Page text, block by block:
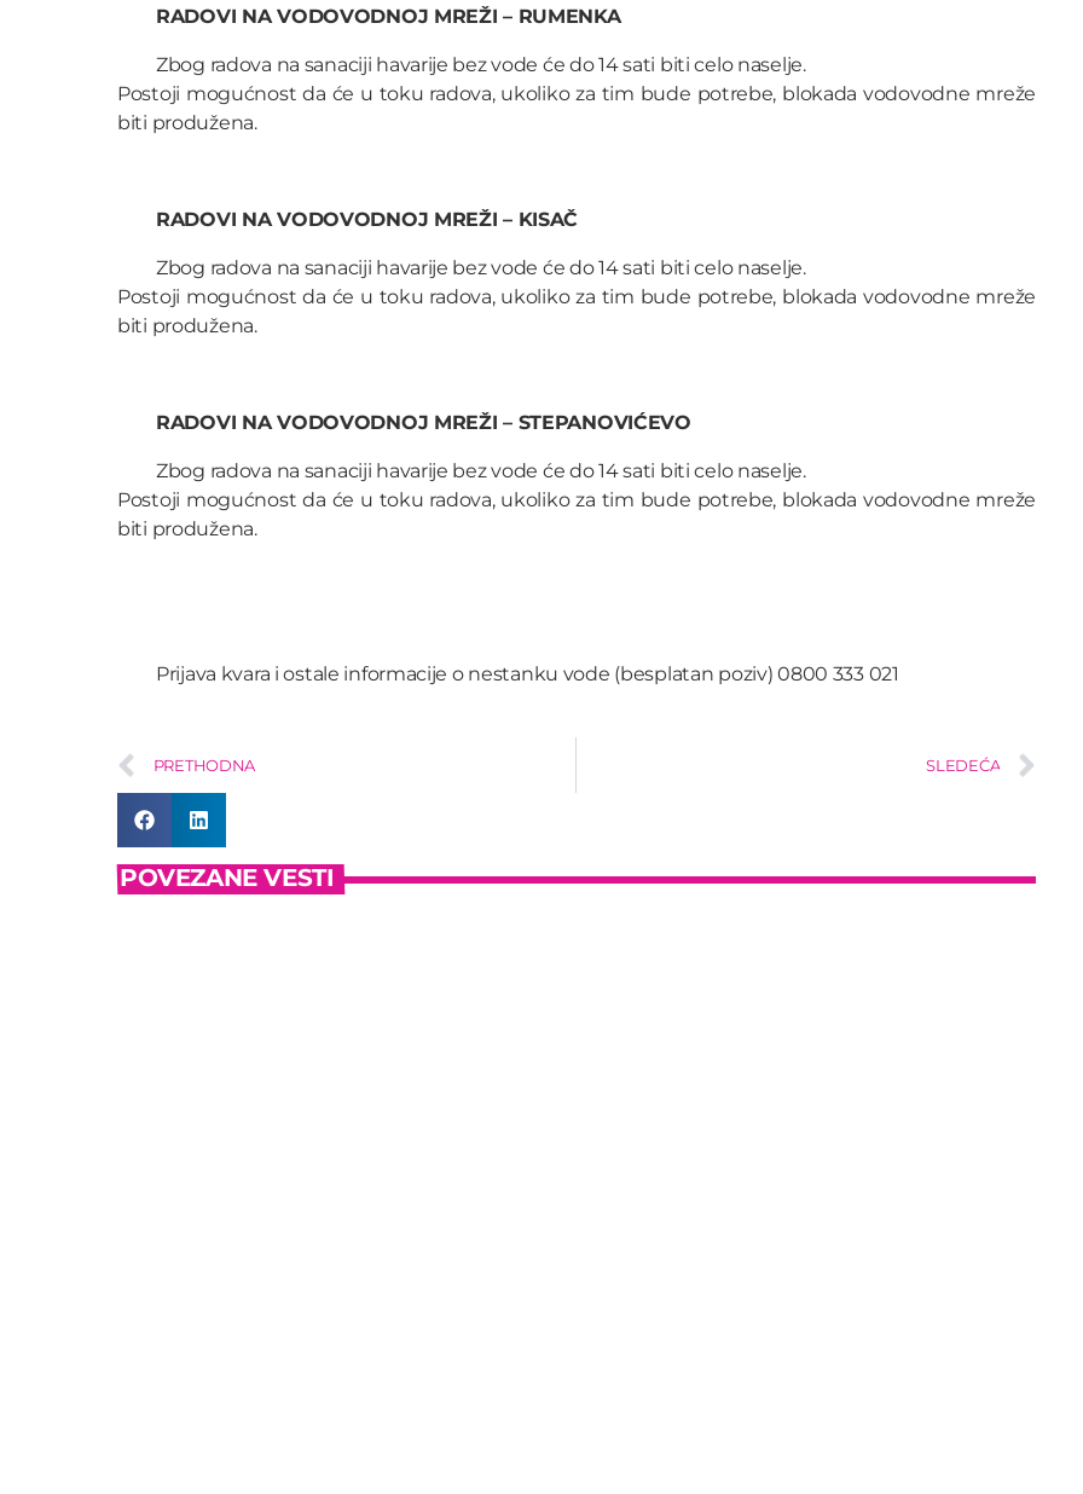
RADOVI NA VODOVODNOJ MREŽI – RUMENKA
Zbog radova na sanaciji havarije bez vode će do 14 sati biti celo naselje.
Postoji mogućnost da će u toku radova, ukoliko za tim bude potrebe, blokada vodovodne mreže
biti produžena.
RADOVI NA VODOVODNOJ MREŽI – KISAČ
Zbog radova na sanaciji havarije bez vode će do 14 sati biti celo naselje.
Postoji mogućnost da će u toku radova, ukoliko za tim bude potrebe, blokada vodovodne mreže
biti produžena.
RADOVI NA VODOVODNOJ MREŽI – STEPANOVIĆEVO
Zbog radova na sanaciji havarije bez vode će do 14 sati biti celo naselje.
Postoji mogućnost da će u toku radova, ukoliko za tim bude potrebe, blokada vodovodne mreže
biti produžena.
Prijava kvara i ostale informacije o nestanku vode (besplatan poziv) 0800 333 021
PRETHODNA SLEDEĆA
POVEZANE VESTI